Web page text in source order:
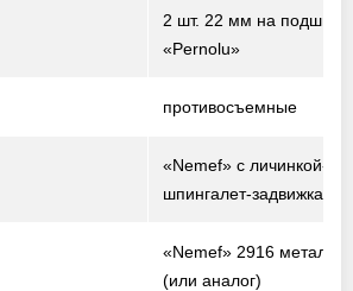
2 шт. 22 мм на
«Pernolu»
противосъемные
«Nemef» с личинкой-
шпингалет-задвижка
«Nemef» 2916 металл /
(или аналог)